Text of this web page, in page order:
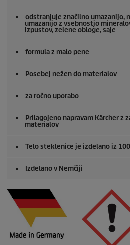
odstranjuje značilno umazanijo,
umazanijo z vsebnostjo
izpustov, zelene obloge, saje
formula z malo pene
Posebej nežen do materialov
za ročno uporabo
Prilagojeno napravam Kärcher z
materialov
Telo steklenice je izdelano iz
Izdelano v Nemčiji